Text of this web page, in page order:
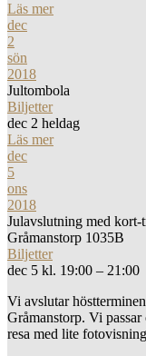
Läs mer
dec
2
sön
2018
Jultombola
Biljetter
dec 2 heldag
Läs mer
dec
5
ons
2018
Julavslutning med kort-
Gråmanstorp 1035B
Biljetter
dec 5 kl. 19:00 – 21:00
Vi avslutar
Gråmanstorp. Vi
resa med lite